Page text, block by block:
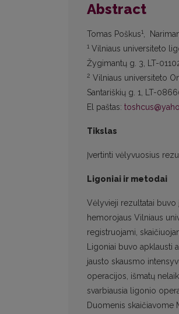
Abstract
Tomas Poškus1,
1 Vilniaus universiteto
Žygimantų g. 3, LT-
2 Vilniaus universiteto
Santariškių g. 1, LT-
El paštas:
Tikslas
Įvertinti vėlyvuosius
Ligoniai ir metodai
Vėlyvieji rezultatai
hemorojaus Vilniaus
registruojami,
Ligoniai buvo apklausti
jausto skausmo
operacijos, išmatų
svarbiausia ligonio
Duomenis skaičiavome